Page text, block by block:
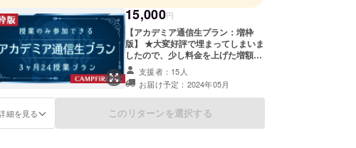
15,000円
【アカデミア通信生プラン：増枠
版】 ★大変好評で埋まってしまいま
したので、少し料金を上げた増額版
を追加★ 5月からの3ヶ月間、授業
のみリアルタイム参加、またはアー
カイブ参加できるプランとなってい
ます。 授業内容は月8回の基本カリ
キュラムはもちろん、月に1～2回開
支援者：15人
お届け予定：2024年05月
細を見る このリターンを選択する